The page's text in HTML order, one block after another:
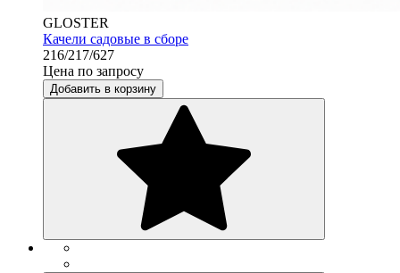
GLOSTER
Качели садовые в сборе
216/217/627
Цена по запросу
Добавить в корзину